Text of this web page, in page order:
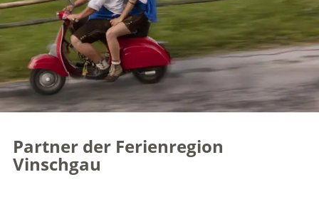
Partner der Ferienregion
Vinschgau